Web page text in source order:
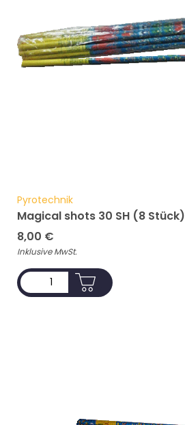
Pyrotechnik
Magical shots 30 SH (8 Stück)
8,00 €
Inklusive MwSt.